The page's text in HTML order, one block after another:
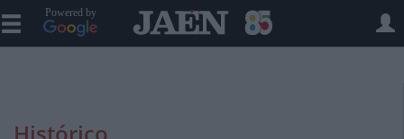
Powered by